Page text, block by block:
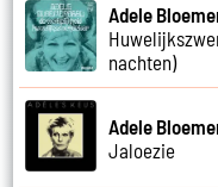
Adele
nachten)
Adele
Jaloezie